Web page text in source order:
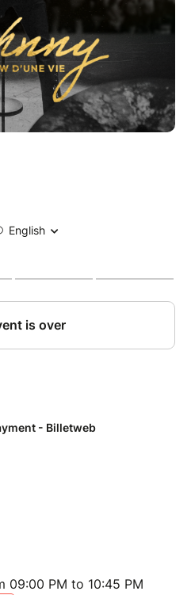
emporter par la nostalgie
à revivre une
le samedi 28 février
09:00 PM to 10:45 PM